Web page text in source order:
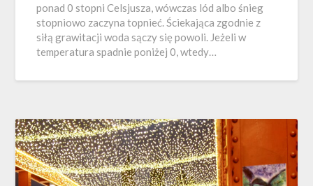
ponad 0 stopni Celsjusza, wówczas lód albo śnieg
stopniowo zaczyna topnieć. Ściekająca zgodnie z
siłą grawitacji woda sączy się powoli. Jeżeli w
temperatura spadnie poniżej 0, wtedy…